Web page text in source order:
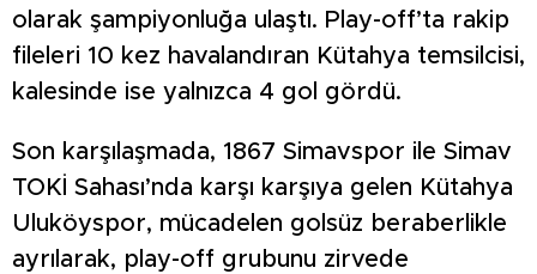
olarak şampiyonluğa ulaştı. Play-off’ta rakip
fileleri 10 kez havalandıran Kütahya temsilcisi,
kalesinde ise yalnızca 4 gol gördü.
Son karşılaşmada, 1867 Simavspor ile Simav
TOKİ Sahası’nda karşı karşıya gelen Kütahya
Uluköyspor, mücadelen golsüz beraberlikle
ayrılarak, play-off grubunu zirvede